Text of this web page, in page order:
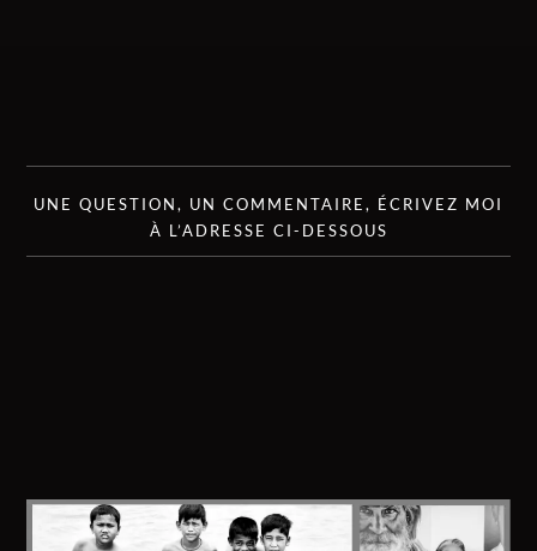
UNE QUESTION, UN COMMENTAIRE, ÉCRIVEZ MOI
À L’ADRESSE CI-DESSOUS